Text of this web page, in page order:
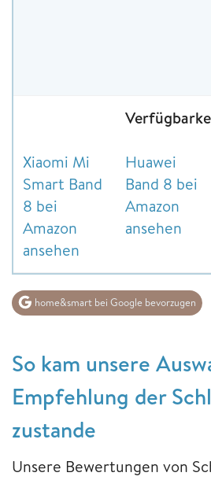
Xiaomi Mi
Smart Band
8 bei
Amazon
ansehen
Huawei
Band 8 bei
Amazon
ansehen
home&smart bei Google bevorzugen
So kam unsere
Empfehlung der
zustande
Unsere Bewertungen von